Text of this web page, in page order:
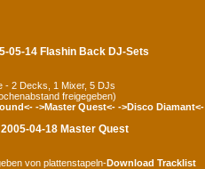
05-14 Flashin Back DJ-Sets
- 2 Decks, 1 Mixer, 5 DJs
freigegeben)
->Master Quest<- ->Disco Diamant<-
2005-04-18 Master Quest
von plattenstapeln-Download Tracklist